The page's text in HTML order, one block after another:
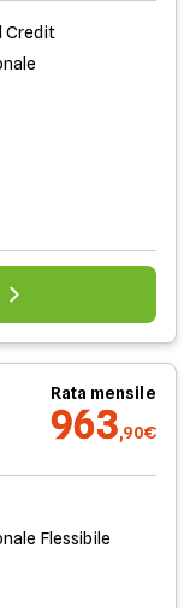
Credit
Rata mensile
963,90€
Flessibile